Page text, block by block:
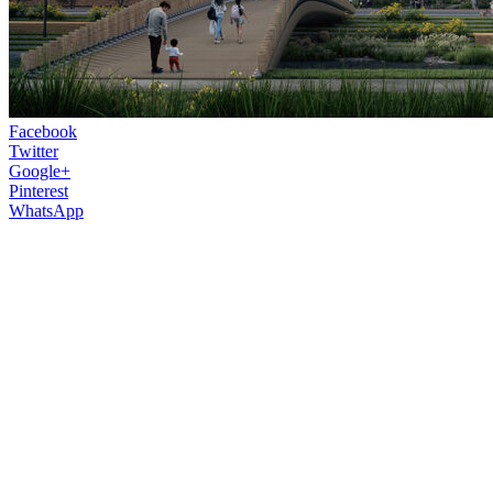
Facebook
Twitter
Google+
Pinterest
WhatsApp